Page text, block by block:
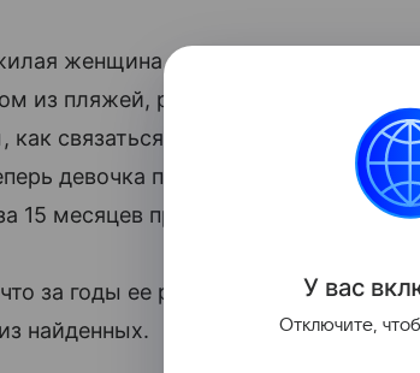
женщина из Ирландии и
из пляжей, рассказывает UPI. В
связаться с Лорой. Позже ей
девочка переписывается с целой
15 месяцев преодолела 5600 км.
за годы ее работы школьники
найденных.
У вас
Отключите,